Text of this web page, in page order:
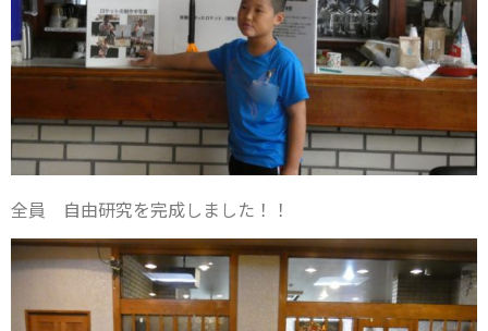
全員 自由研究を完成しました！！